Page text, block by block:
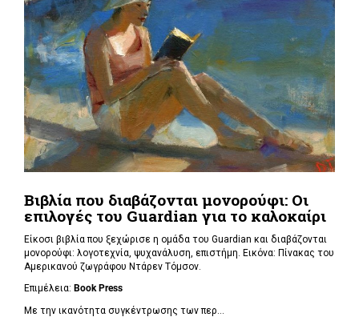
Βιβλία που διαβάζονται μονορούφι: Οι
επιλογές του Guardian για το καλοκαίρι
Είκοσι βιβλία που ξεχώρισε η ομάδα του Guardian και διαβάζονται
μονορούφι: λογοτεχνία, ψυχανάλυση, επιστήμη. Εικόνα: Πίνακας του
Αμερικανού ζωγράφου Ντάρεν Τόμσον.
Επιμέλεια: Book Press
Με την ικανότητα συγκέντρωσης των περ...